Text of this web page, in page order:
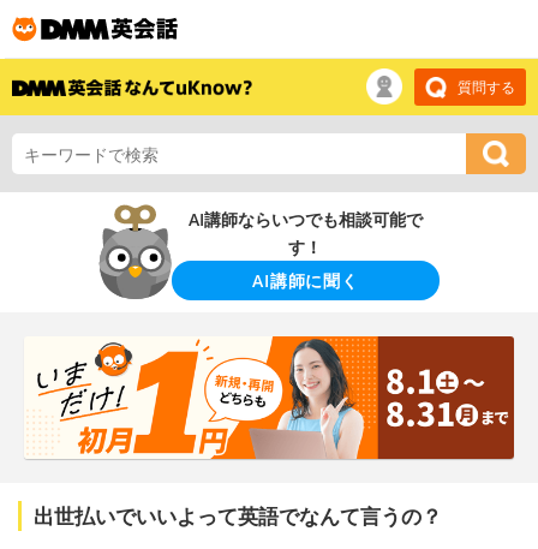
質問する
AI講師ならいつでも相談可能で
す！
AI講師に聞く
出世払いでいいよって英語でなんて言うの？